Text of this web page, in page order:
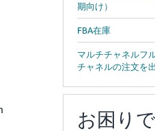
期向け）
FBA在庫
マルチチャネルフ
チャネルの注文を
お困り